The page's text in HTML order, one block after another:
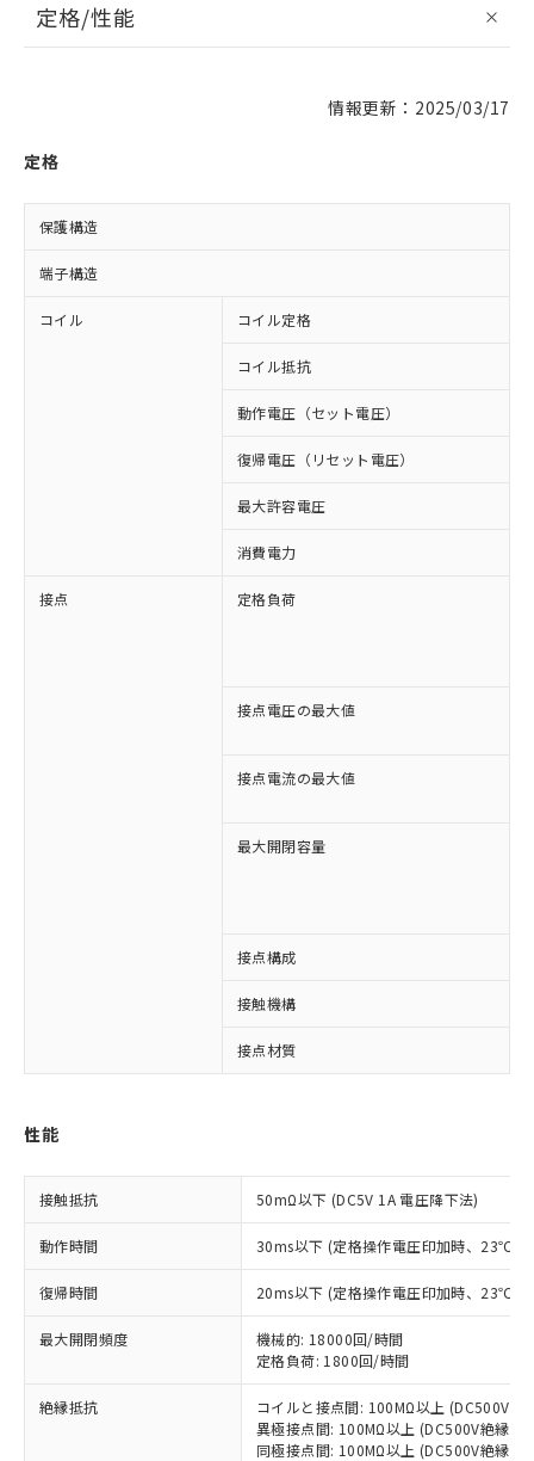
定格/性能
情報更新：2025/03/17
定格
保護構造
端子構造
コイル コイル定格
コイル抵抗
動作電圧（セット電圧）
復帰電圧（リセット電圧）
最大許容電圧
消費電力
接点 定格負荷
接点電圧の最大値
接点電流の最大値
最大開閉容量
接点構成
接触機構
接点材質
性能
接触抵抗 50mΩ以下 (DC5V 1A 電圧降下法)
動作時間 30ms以下 (定格操作電圧印加時、23℃、
復帰時間 20ms以下 (定格操作電圧印加時、23℃、
最大開閉頻度
機械的: 18000回/時間
定格負荷: 1800回/時間
絶縁抵抗
コイルと接点間: 100MΩ以上 (DC500V絶
異極接点間: 100MΩ以上 (DC500V絶縁抵
同極接点間: 100MΩ以上 (DC500V絶縁抵
ご利用条件
以下の条件をお読みいただき、同意のうえ
本サービスは、当社制御機器事業取扱
商品の当社在庫状況および標準価格
(税抜)を提供させていただくもので
当社制御機器事業取扱商品の中には、
本サービスの対象外となる商品もある
対応済み：EU RoHS指令（10物質）の
有に対応した製品に切り替える予定のある
商品です。
対応予定なし：EU RoHS指令（10物質）の
非含有に非対応の商品で、対応品を出す予
調査・確認中：EU RoHS指令（10物質）の
非含有の対応状況を調査中または確認中の
商品です。
非該当品：ライセンス料など無形物で、有
害物質有無と関係のない商品です。
仕入先様の事情により、非含有部品として
いたものが、含有品と判明した場合などや
※1 中国RoHS○×表
「○」：最大均質材料含有率が中国RoHSの
基準値以下であることを示します。
「×」：最大均質材料含有率が中国RoHSの
基準値を超えていることを示します。